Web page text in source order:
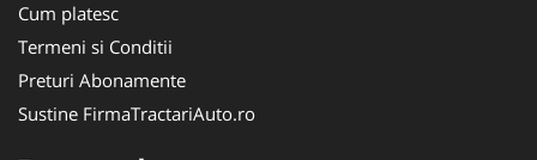
Cum platesc
Termeni si Conditii
Preturi Abonamente
Sustine FirmaTractariAuto.ro